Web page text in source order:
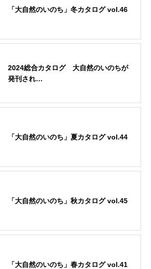
「大自然のいのち」冬カタログ vol.46
2024総合カタログ 大自然のいのちが
発刊され…
「大自然のいのち」夏カタログ vol.44
「大自然のいのち」秋カタログ vol.45
「大自然のいのち」春カタログ vol.41